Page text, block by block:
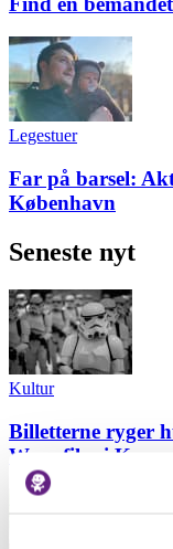
Legestuer
Far på barsel:
København
Seneste nyt
Kultur
Billetterne ryger
Wars-film i